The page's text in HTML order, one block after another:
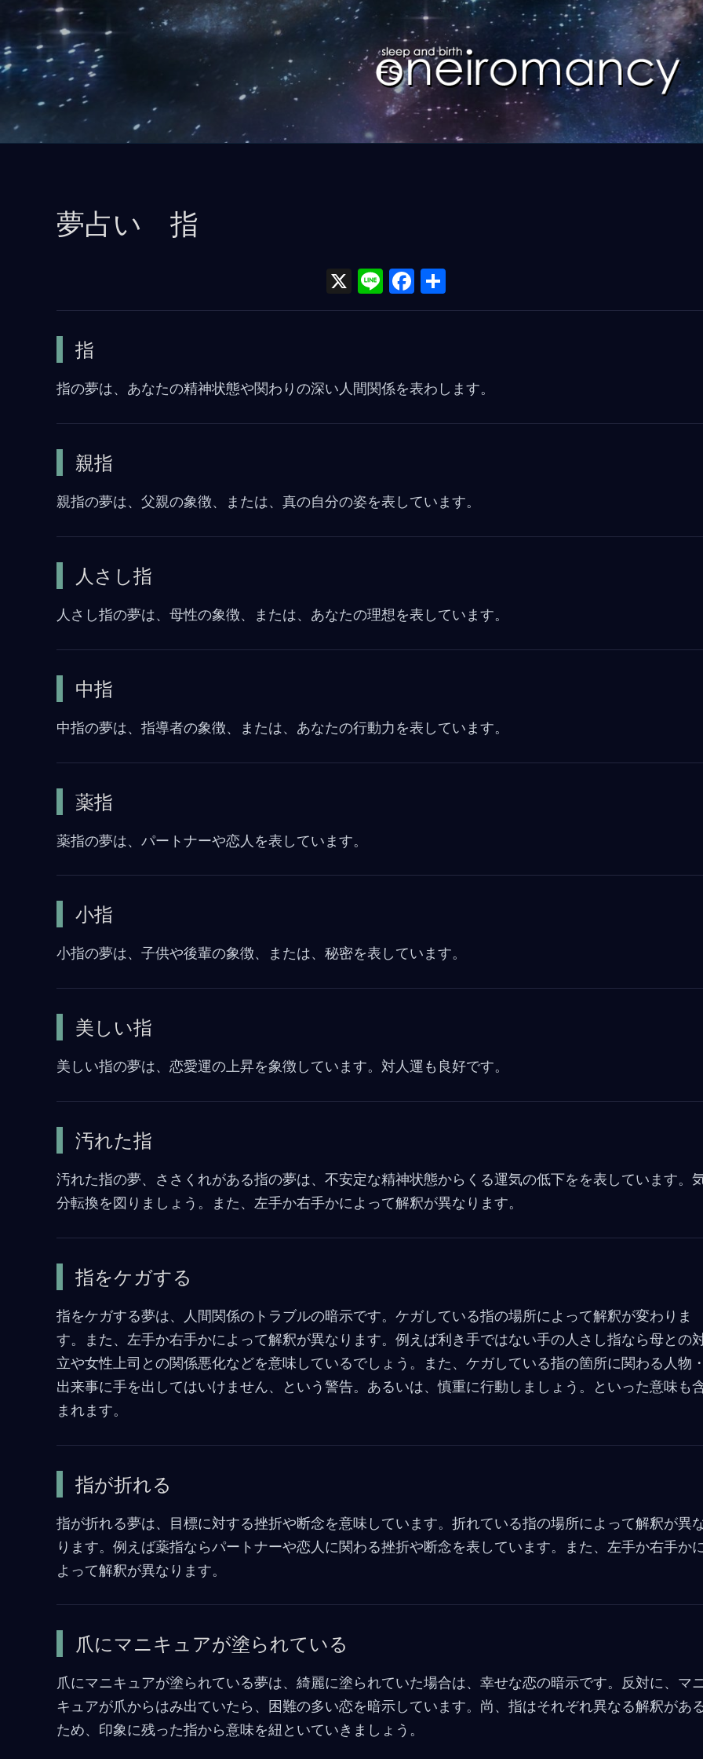
ン
テ
ン
夢占い 指
X Li
n
F
a
o
k
有
指
指の夢は、あなたの精神状態や関わりの深い人間関係を表わします。
親指
親指の夢は、父親の象徴、または、真の自分の姿を表しています。
人さし指
人さし指の夢は、母性の象徴、または、あなたの理想を表しています。
中指
中指の夢は、指導者の象徴、または、あなたの行動力を表しています。
薬指
薬指の夢は、パートナーや恋人を表しています。
小指
小指の夢は、子供や後輩の象徴、または、秘密を表しています。
美しい指
美しい指の夢は、恋愛運の上昇を象徴しています。対人運も良好です。
汚れた指
汚れた指の夢、ささくれがある指の夢は、不安定な精神状態からくる運気の低下をを表しています。
分転換を図りましょう。また、左手か右手かによって解釈が異なります。
指をケガする
指をケガする夢は、人間関係のトラブルの暗示です。ケガしている指の場所によって解釈が変わりま
す。また、左手か右手かによって解釈が異なります。例えば利き手ではない手の人さし指なら母との
立や女性上司との関係悪化などを意味しているでしょう。また、ケガしている指の箇所に関わる人物・
出来事に手を出してはいけません、という警告。あるいは、慎重に行動しましょう。といった意味も
まれます。
指が折れる
指が折れる夢は、目標に対する挫折や断念を意味しています。折れている指の場所によって解釈が異
ります。例えば薬指ならパートナーや恋人に関わる挫折や断念を表しています。また、左手か右手か
よって解釈が異なります。
爪にマニキュアが塗られている
爪にマニキュアが塗られている夢は、綺麗に塗られていた場合は、幸せな恋の暗示です。反対に、マ
キュアが爪からはみ出ていたら、困難の多い恋を暗示しています。尚、指はそれぞれ異なる解釈があ
ため、印象に残った指から意味を紐といていきましょう。